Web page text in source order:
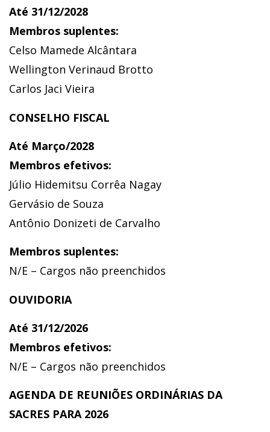
Até 31/12/2028
Membros suplentes:
Celso Mamede Alcântara
Wellington Verinaud Brotto
Carlos Jaci Vieira
CONSELHO FISCAL
Até Março/2028
Membros efetivos:
Júlio Hidemitsu Corrêa Nagay
Gervásio de Souza
Antônio Donizeti de Carvalho
Membros suplentes:
N/E – Cargos não preenchidos
OUVIDORIA
Até 31/12/2026
Membros efetivos:
N/E – Cargos não preenchidos
AGENDA DE REUNIÕES ORDINÁRIAS DA
SACRES PARA 2026